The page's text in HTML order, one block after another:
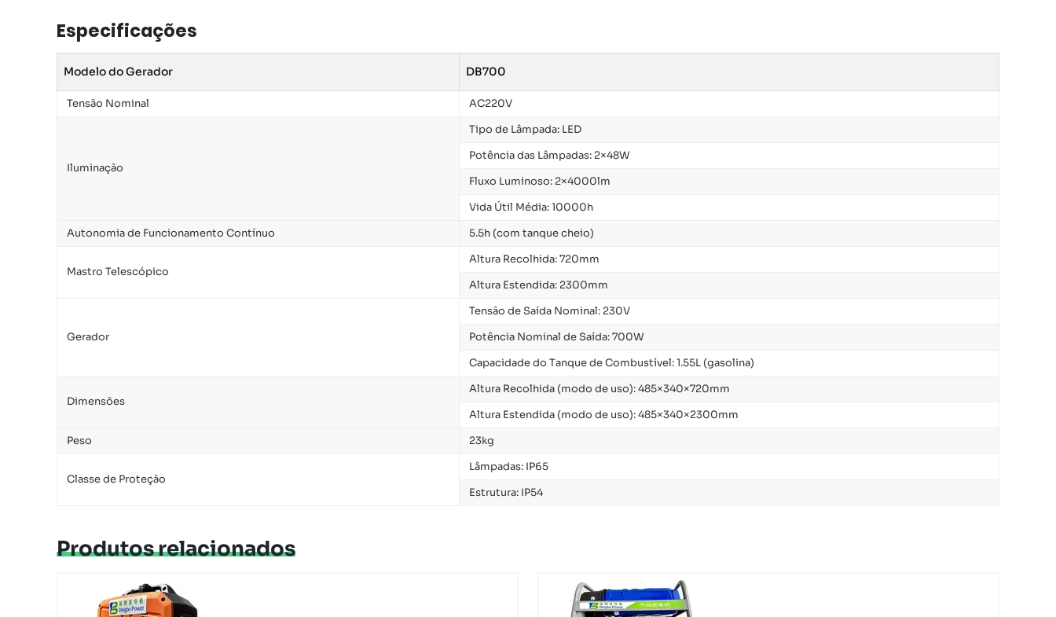
Especificações
Modelo do Gerador DB700
Tensão Nominal AC220V
Iluminação
Tipo de Lâmpada: LED
Potência das Lâmpadas: 2×48W
Fluxo Luminoso: 2×4000lm
Vida Útil Média: 10000h
Autonomia de Funcionamento Contínuo 5.5h (com tanque cheio)
Mastro Telescópico
Altura Recolhida: 720mm
Altura Estendida: 2300mm
Gerador
Tensão de Saída Nominal: 230V
Potência Nominal de Saída: 700W
Capacidade do Tanque de Combustível: 1.55L (gasolina)
Dimensões
Altura Recolhida (modo de uso): 485×340×720mm
Altura Estendida (modo de uso): 485×340×2300mm
Peso 23kg
Classe de Proteção
Lâmpadas: IP65
Estrutura: IP54
Produtos relacionados